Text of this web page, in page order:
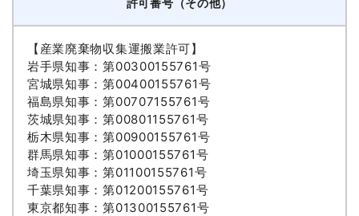
許可番号（その他）
【産業廃棄物収集運搬業許可】
岩手県知事：第00300155761号
宮城県知事：第00400155761号
福島県知事：第00707155761号
茨城県知事：第00801155761号
栃木県知事：第00900155761号
群馬県知事：第01000155761号
埼玉県知事：第01100155761号
千葉県知事：第01200155761号
東京都知事：第01300155761号